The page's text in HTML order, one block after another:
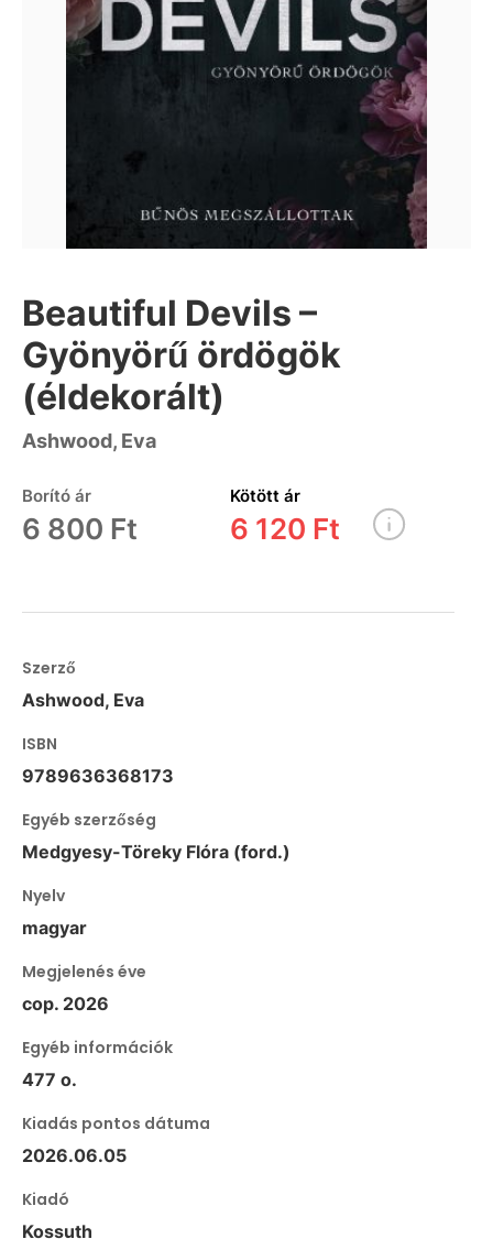
Beautiful Devils –
Gyönyörű ördögök
(éldekorált)
Ashwood, Eva
Borító ár
6 800 Ft
Kötött ár
6 120 Ft
Szerző
Ashwood, Eva
ISBN
9789636368173
Egyéb szerzőség
Medgyesy-Töreky Flóra (ford.)
Nyelv
magyar
Megjelenés éve
cop. 2026
Egyéb információk
477 o.
Kiadás pontos dátuma
2026.06.05
Kiadó
Kossuth